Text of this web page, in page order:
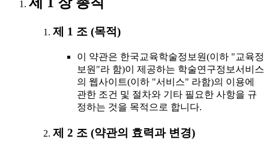
제 1 조 (목적)
이 약관은 한국교육학술정보원(이하 "교육정
보원"라 함)이 제공하는 학술연구정보서비스
의 웹사이트(이하 "서비스" 라함)의 이용에
관한 조건 및 절차와 기타 필요한 사항을 규
정하는 것을 목적으로 합니다.
제 2 조 (약관의 효력과 변경)